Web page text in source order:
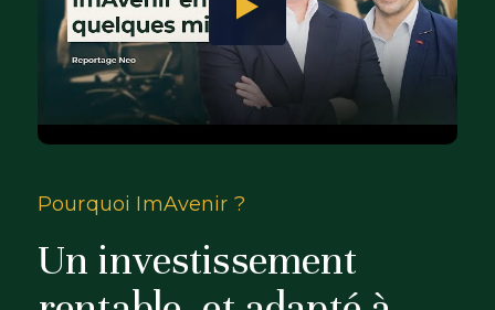
Pourquoi ImAvenir ?
Un investissement